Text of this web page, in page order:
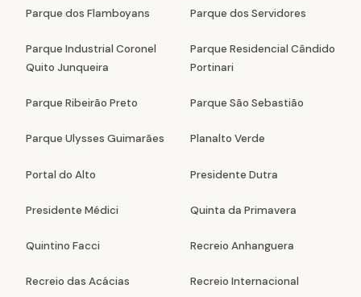
Parque dos Flamboyans Parque dos Servidores
Parque Industrial Coronel
Quito Junqueira
Parque Residencial Cândido
Portinari
Parque Ribeirão Preto Parque São Sebastião
Parque Ulysses Guimarães Planalto Verde
Portal do Alto Presidente Dutra
Presidente Médici Quinta da Primavera
Quintino Facci Recreio Anhanguera
Recreio das Acácias Recreio Internacional